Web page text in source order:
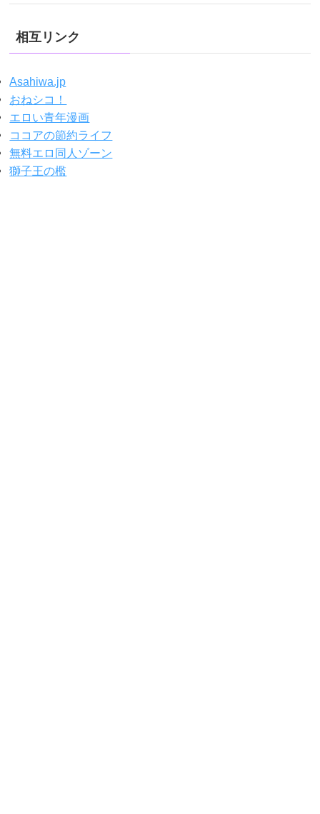
相互リンク
Asahiwa.jp
おねシコ！
エロい青年漫画
ココアの節約ライフ
無料エロ同人ゾーン
獅子王の檻